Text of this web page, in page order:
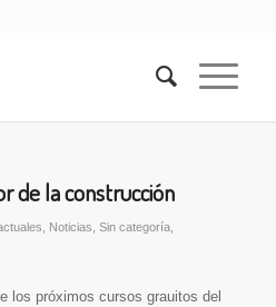
de la construcción
Noticias Sin categoría,
los próximos cursos grauitos del